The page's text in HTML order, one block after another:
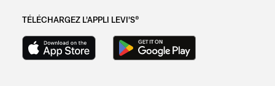
TÉLÉCHARGEZ L’APPLI LEVI’S®